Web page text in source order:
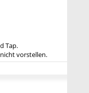
Tap.
vorstellen.